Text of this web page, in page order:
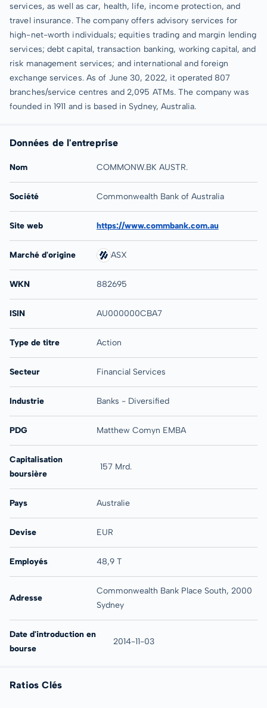
services, as well as car, health, life, income protection, and
travel insurance. The company offers advisory services for
high-net-worth individuals; equities trading and margin lending
services; debt capital, transaction banking, working capital, and
risk management services; and international and foreign
exchange services. As of June 30, 2022, it operated 807
branches/service centres and 2,095 ATMs. The company was
founded in 1911 and is based in Sydney, Australia.
Données de l'entreprise
Nom COMMONW.BK AUSTR.
Société Commonwealth Bank of Australia
Site web https://www.commbank.com.au
Marché d'origine ASX
WKN 882695
ISIN AU000000CBA7
Type de titre Action
Secteur Financial Services
Industrie Banks - Diversified
PDG Matthew Comyn EMBA
Capitalisation
boursière
157 Mrd.
Pays Australie
Devise EUR
Employés 48,9 T
Adresse
Commonwealth Bank Place South, 2000
Sydney
Date d'introduction en
bourse
2014-11-03
Ratios Clés